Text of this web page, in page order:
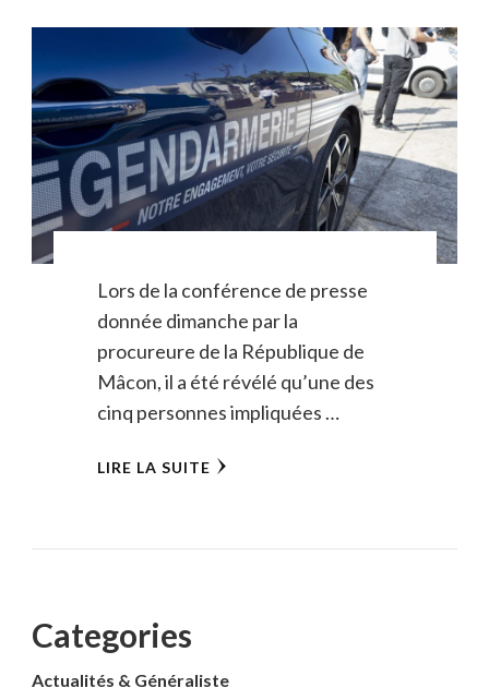
Lors de la conférence de presse
donnée dimanche par la
procureure de la République de
Mâcon, il a été révélé qu’une des
cinq personnes impliquées …
LIRE LA SUITE
Categories
Actualités & Généraliste